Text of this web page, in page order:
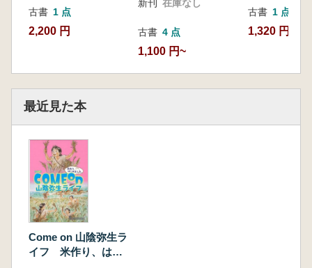
古書 1 点
2,200 円
新刊 在庫なし
古書 4 点
1,100 円~
古書 1 点
1,320 円
最近見た本
Come on 山陰弥生ラ
イフ 米作り、はじ